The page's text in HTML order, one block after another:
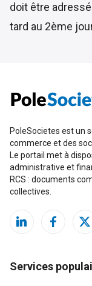
doit être
tard au 2ème
PoleSocietes est un
commerce et des
Le portail met à
administrative et
RCS : documents
collectives.
Services